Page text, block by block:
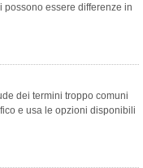
possono essere differenze in
dei termini troppo comuni
e usa le opzioni disponibili